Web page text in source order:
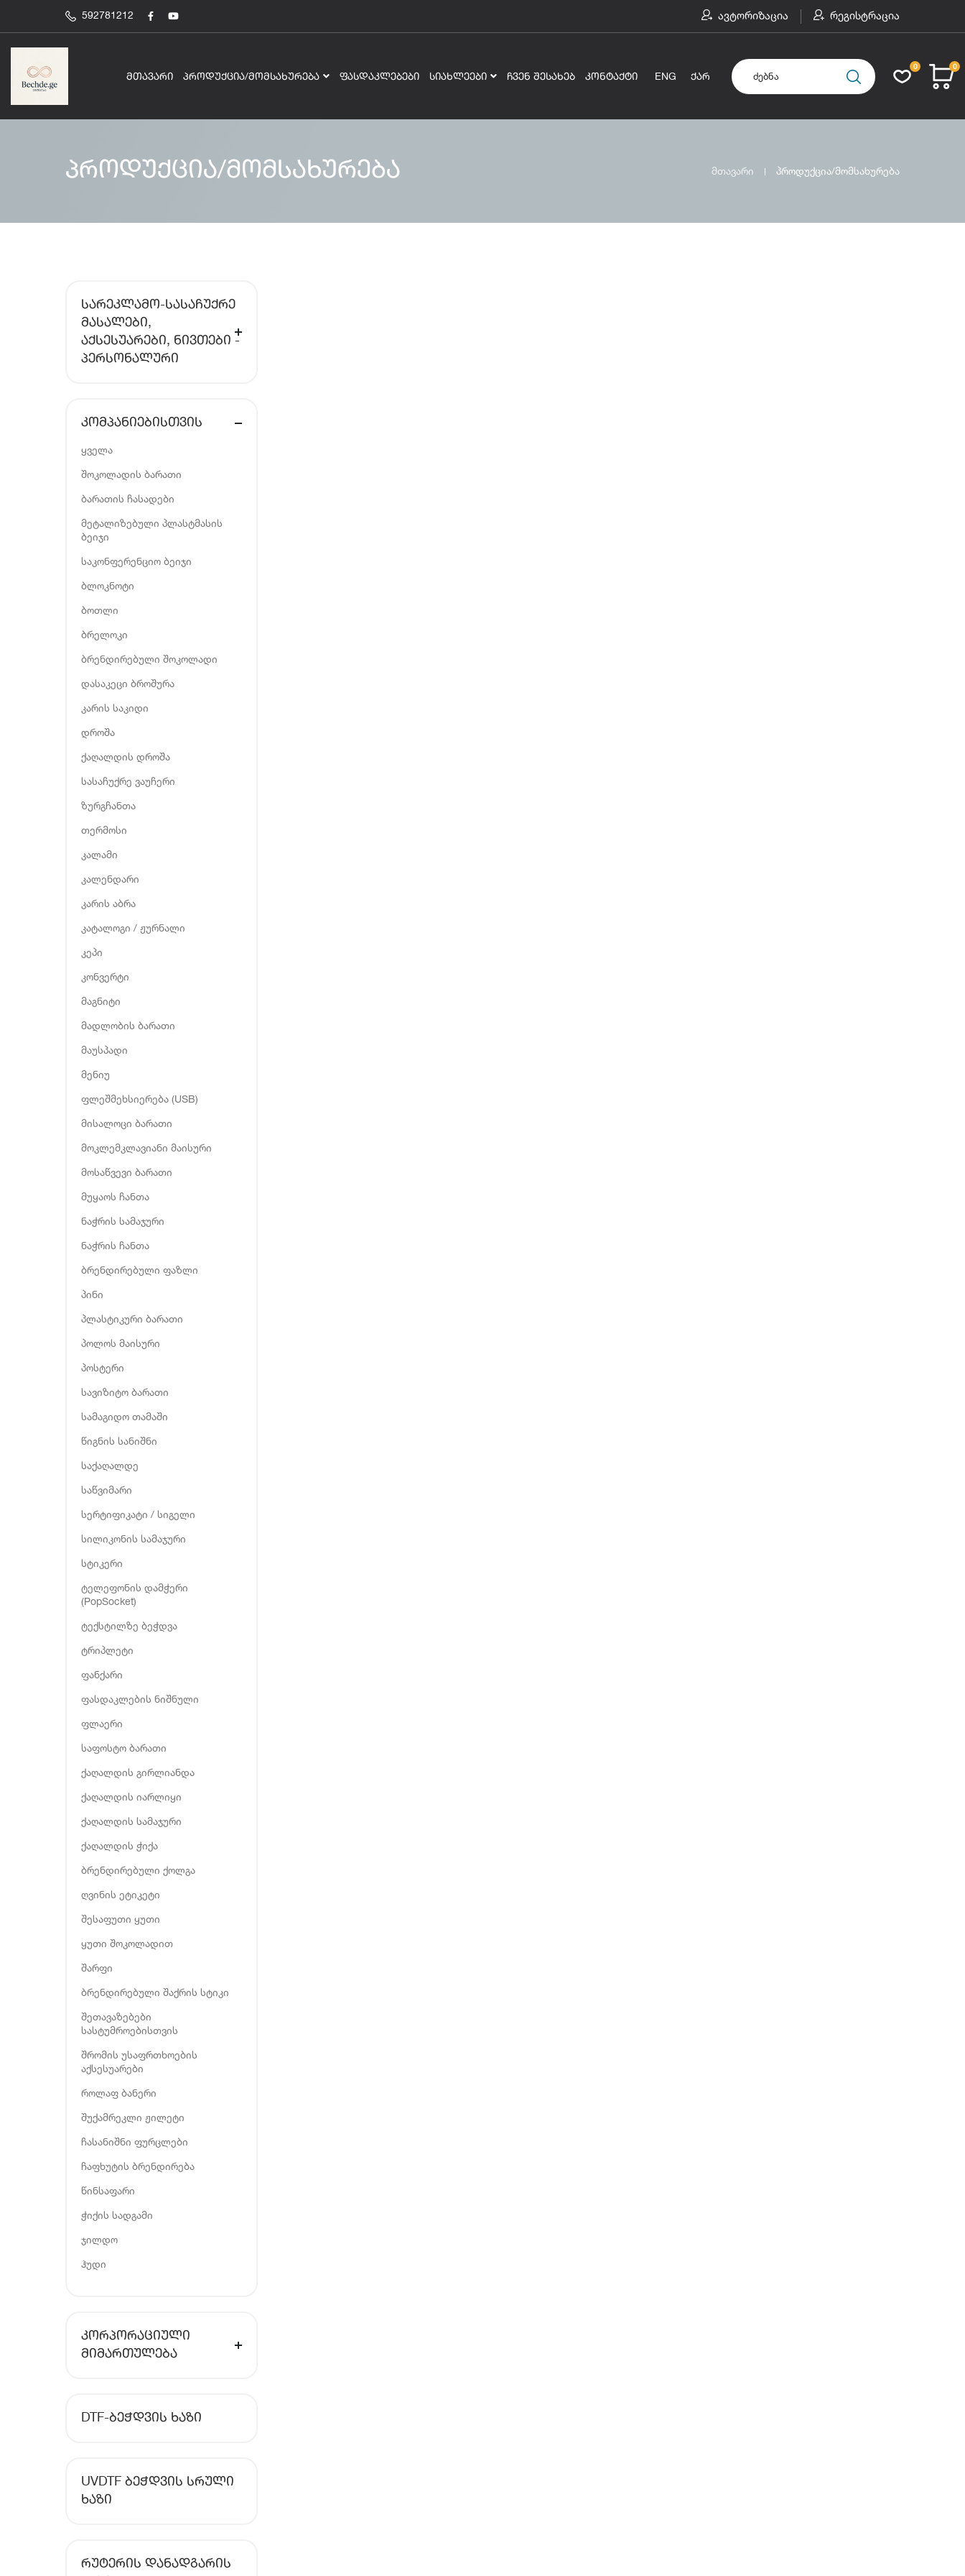
592781212 ავტორიზაცია რეგისტრაცია
ᲛᲗᲐᲕᲐᲠᲘ ᲞᲠᲝᲓᲣᲥᲪᲘᲐ/ᲛᲝᲛᲡᲐᲮᲣᲠᲔᲑᲐ ᲤᲐᲡᲓᲐᲙᲚᲔᲑᲔᲑᲘ ᲡᲘᲐᲮᲚᲔᲔᲑᲘ ᲩᲕᲔᲜ ᲨᲔᲡᲐᲮᲔᲑ ᲙᲝᲜᲢᲐᲥᲢᲘ ENG ᲥᲐᲠ
0 0
პროდუქცია/მომსახურება მთავარი პროდუქცია/მომსახურება
ᲡᲐᲠᲔᲙᲚᲐᲛᲝ-ᲡᲐᲡᲐᲩᲣᲥᲠᲔ
ᲛᲐᲡᲐᲚᲔᲑᲘ,
ᲐᲥᲡᲔᲡᲣᲐᲠᲔᲑᲘ, ᲜᲘᲕᲗᲔᲑᲘ -
ᲞᲔᲠᲡᲝᲜᲐᲚᲣᲠᲘ
ᲙᲝᲛᲞᲐᲜᲘᲔᲑᲘᲡᲗᲕᲘᲡ
ყველა
შოკოლადის ბარათი
ბარათის ჩასადები
მეტალიზებული პლასტმასის
ბეიჯი
საკონფერენციო ბეიჯი
ბლოკნოტი
ბოთლი
ბრელოკი
ბრენდირებული შოკოლადი
დასაკეცი ბროშურა
კარის საკიდი
დროშა
ქაღალდის დროშა
სასაჩუქრე ვაუჩერი
ზურგჩანთა
თერმოსი
კალამი
კალენდარი
კარის აბრა
კატალოგი / ჟურნალი
კეპი
კონვერტი
მაგნიტი
მადლობის ბარათი
მაუსპადი
მენიუ
ფლეშმეხსიერება (USB)
მისალოცი ბარათი
მოკლემკლავიანი მაისური
მოსაწვევი ბარათი
მუყაოს ჩანთა
ნაჭრის სამაჯური
ნაჭრის ჩანთა
ბრენდირებული ფაზლი
პინი
პლასტიკური ბარათი
პოლოს მაისური
პოსტერი
სავიზიტო ბარათი
სამაგიდო თამაში
წიგნის სანიშნი
საქაღალდე
საწვიმარი
სერტიფიკატი / სიგელი
სილიკონის სამაჯური
სტიკერი
ტელეფონის დამჭერი
(PopSocket)
ტექსტილზე ბეჭდვა
ტრიპლეტი
ფანქარი
ფასდაკლების ნიშნული
ფლაერი
საფოსტო ბარათი
ქაღალდის გირლიანდა
ქაღალდის იარლიყი
ქაღალდის სამაჯური
ქაღალდის ჭიქა
ბრენდირებული ქოლგა
ღვინის ეტიკეტი
შესაფუთი ყუთი
ყუთი შოკოლადით
შარფი
ბრენდირებული შაქრის სტიკი
შეთავაზებები
სასტუმროებისთვის
შრომის უსაფრთხოების
აქსესუარები
როლაფ ბანერი
შუქამრეკლი ჟილეტი
ჩასანიშნი ფურცლები
ჩაფხუტის ბრენდირება
წინსაფარი
ჭიქის სადგამი
ჯილდო
ჰუდი
ᲙᲝᲠᲞᲝᲠᲐᲪᲘᲣᲚᲘ
ᲛᲘᲛᲐᲠᲗᲣᲚᲔᲑᲐ
DTF-ᲑᲔᲭᲓᲕᲘᲡ ᲮᲐᲖᲘ
UVDTF ᲑᲔᲭᲓᲕᲘᲡ ᲡᲠᲣᲚᲘ
ᲮᲐᲖᲘ
ᲠᲣᲢᲔᲠᲘᲡ ᲓᲐᲜᲐᲓᲒᲐᲠᲘᲡ